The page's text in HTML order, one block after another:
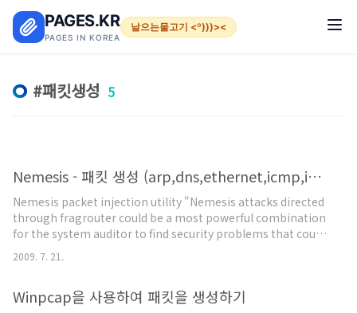
PAGES.KR
PAGES IN KOREA
날으는물고기 <º)))><
패킷생성 5
Nemesis - 패킷 생성 (arp,dns,ethernet,icmp,igmp,ip,ospf,rip,tcp,udp)
Nemesis packet injection utility "Nemesis attacks directed
through fragrouter could be a most powerful combination
for the system auditor to find security problems that could
then be reported to the vendor(s), etc." - Curt Wilson in
Global Incident Analysis Center Detects Report (SANS
command-line network packet injection utility for UNIX-
2009. 7. 21.
Winpcap을 사용하여 패킷을 생성하기